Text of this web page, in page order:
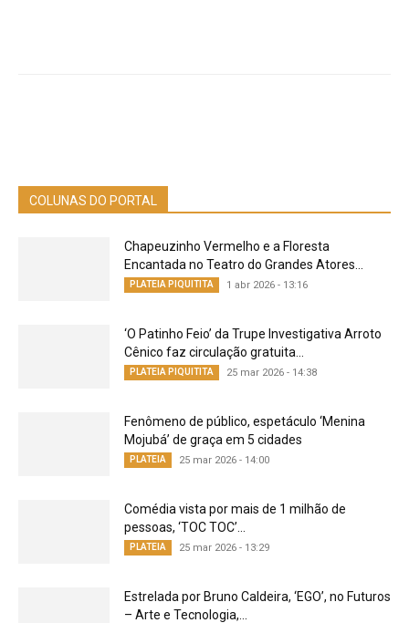
COLUNAS DO PORTAL
Chapeuzinho Vermelho e a Floresta
Encantada no Teatro do Grandes Atores...
PLATEIA PIQUITITA 1 abr 2026 - 13:16
‘O Patinho Feio’ da Trupe Investigativa Arroto
Cênico faz circulação gratuita...
PLATEIA PIQUITITA 25 mar 2026 - 14:38
Fenômeno de público, espetáculo ‘Menina
Mojubá’ de graça em 5 cidades
PLATEIA 25 mar 2026 - 14:00
Comédia vista por mais de 1 milhão de
pessoas, ‘TOC TOC’...
PLATEIA 25 mar 2026 - 13:29
Estrelada por Bruno Caldeira, ‘EGO’, no Futuros
– Arte e Tecnologia,...